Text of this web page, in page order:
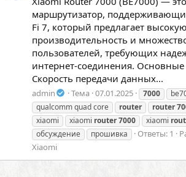
маршрутизатор,
Fi 7, который предлагает высокую
производительность и
пользователей, требующих
интернет-соединения. Основные
Скорость передачи данных...
admin Тема 07.01.2025 7000
qualcomm quad core
router router
xiaomi
xiaomi router7000 xiaomi
обсуждение
прошивка Ответы: 1
Xiaomi